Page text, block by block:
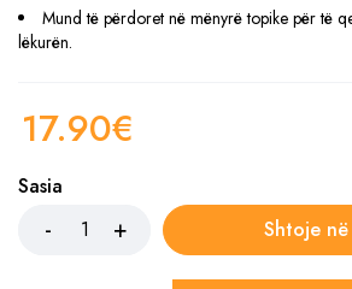
Mund të përdoret në mënyrë topike për të
lëkurën.
17.90€
Sasia
Shtoje